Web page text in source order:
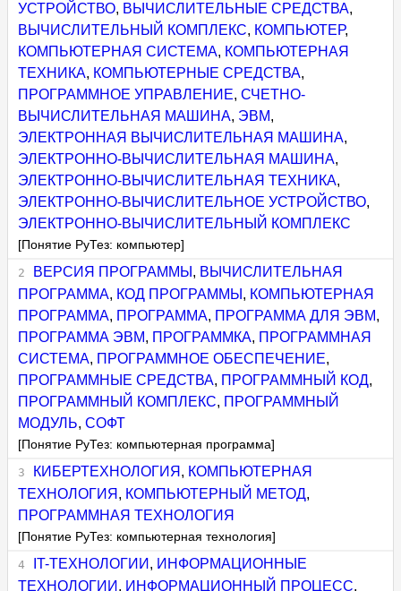
УСТРОЙСТВО, ВЫЧИСЛИТЕЛЬНЫЕ СРЕДСТВА,
ВЫЧИСЛИТЕЛЬНЫЙ КОМПЛЕКС, КОМПЬЮТЕР,
КОМПЬЮТЕРНАЯ СИСТЕМА, КОМПЬЮТЕРНАЯ
ТЕХНИКА, КОМПЬЮТЕРНЫЕ СРЕДСТВА,
ПРОГРАММНОЕ УПРАВЛЕНИЕ,СЧЕТНО-
ВЫЧИСЛИТЕЛЬНАЯ МАШИНА, ЭВМ,
ЭЛЕКТРОННАЯ ВЫЧИСЛИТЕЛЬНАЯ МАШИНА,
ЭЛЕКТРОННО-ВЫЧИСЛИТЕЛЬНАЯ МАШИНА,
ЭЛЕКТРОННО-ВЫЧИСЛИТЕЛЬНАЯ ТЕХНИКА,
ЭЛЕКТРОННО-ВЫЧИСЛИТЕЛЬНОЕ УСТРОЙСТВО,
ЭЛЕКТРОННО-ВЫЧИСЛИТЕЛЬНЫЙ КОМПЛЕКС
[Понятие РуТез: компьютер]
ВЕРСИЯ ПРОГРАММЫ , ВЫЧИСЛИТЕЛЬНАЯ
ПРОГРАММА, КОД ПРОГРАММЫ , КОМПЬЮТЕРНАЯ
ПРОГРАММА, ПРОГРАММА, ПРОГРАММА ДЛЯ ЭВМ,
ПРОГРАММА ЭВМ, ПРОГРАММКА, ПРОГРАММНАЯ
СИСТЕМА, ПРОГРАММНОЕ ОБЕСПЕЧЕНИЕ,
ПРОГРАММНЫЕ СРЕДСТВА, ПРОГРАММНЫЙ КОД,
ПРОГРАММНЫЙ КОМПЛЕКС, ПРОГРАММНЫЙ
МОДУЛЬ,СОФТ
[Понятие РуТез: компьютерная программа]
КИБЕРТЕХНОЛОГИЯ , КОМПЬЮТЕРНАЯ
ТЕХНОЛОГИЯ , КОМПЬЮТЕРНЫЙ МЕТОД,
ПРОГРАММНАЯ ТЕХНОЛОГИЯ
[Понятие РуТез: компьютерная технология]
IT-ТЕХНОЛОГИИ , ИНФОРМАЦИОННЫЕ
ТЕХНОЛОГИИ , ИНФОРМАЦИОННЫЙ ПРОЦЕСС,